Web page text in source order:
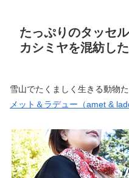
たっぷりのタッセ
カシミヤを混紡し
雪山でたくましく生きる動物
メット＆ラデュー（amet &